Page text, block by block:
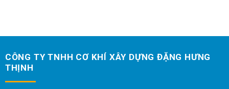
CÔNG TY TNHH CƠ KHÍ XÂY DỰNG ĐẶNG HƯNG
THỊNH